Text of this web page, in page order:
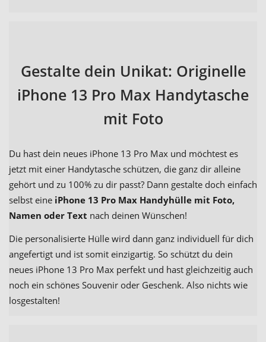
Gestalte dein Unikat: Originelle
iPhone 13 Pro Max Handytasche
mit Foto
Du hast dein neues iPhone 13 Pro Max und möchtest es
jetzt mit einer Handytasche schützen, die ganz dir alleine
gehört und zu 100% zu dir passt? Dann gestalte doch einfach
selbst eine iPhone 13 Pro Max Handyhülle mit Foto,
Namen oder Text nach deinen Wünschen!
Die personalisierte Hülle wird dann ganz individuell für dich
angefertigt und ist somit einzigartig. So schützt du dein
neues iPhone 13 Pro Max perfekt und hast gleichzeitig auch
noch ein schönes Souvenir oder Geschenk. Also nichts wie
losgestalten!